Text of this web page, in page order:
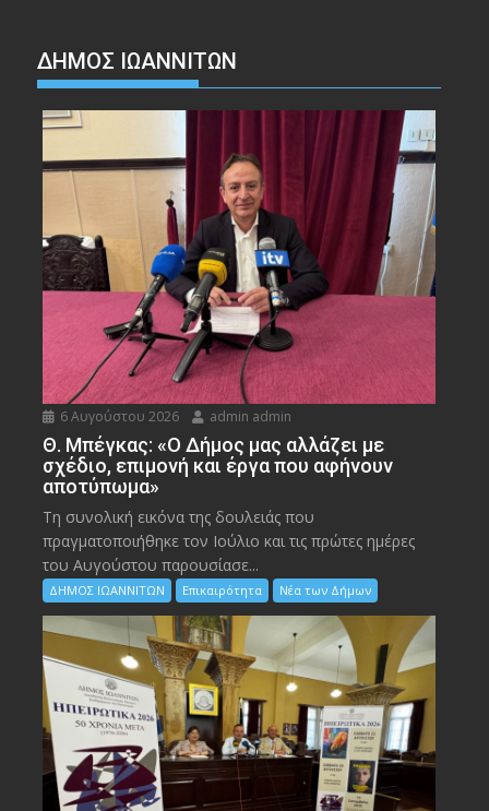
ΔΗΜΟΣ ΙΩΑΝΝΙΤΩΝ
6 Αυγούστου 2026 admin admin
Θ. Μπέγκας: «Ο Δήμος μας αλλάζει με
σχέδιο, επιμονή και έργα που αφήνουν
αποτύπωμα»
Τη συνολική εικόνα της δουλειάς που
πραγματοποιήθηκε τον Ιούλιο και τις πρώτες ημέρες
του Αυγούστου παρουσίασε...
ΔΗΜΟΣ ΙΩΑΝΝΙΤΩΝ Επικαιρότητα Νέα των Δήμων